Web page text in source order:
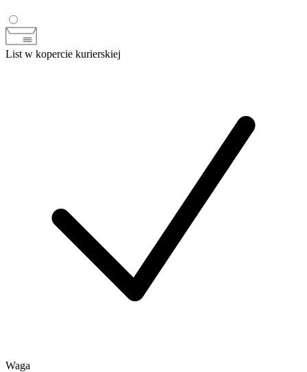
List w kopercie kurierskiej
Waga